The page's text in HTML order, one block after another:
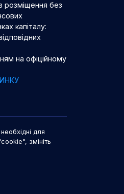
розміщення без
капіталу:
на офіційному
для
змініть